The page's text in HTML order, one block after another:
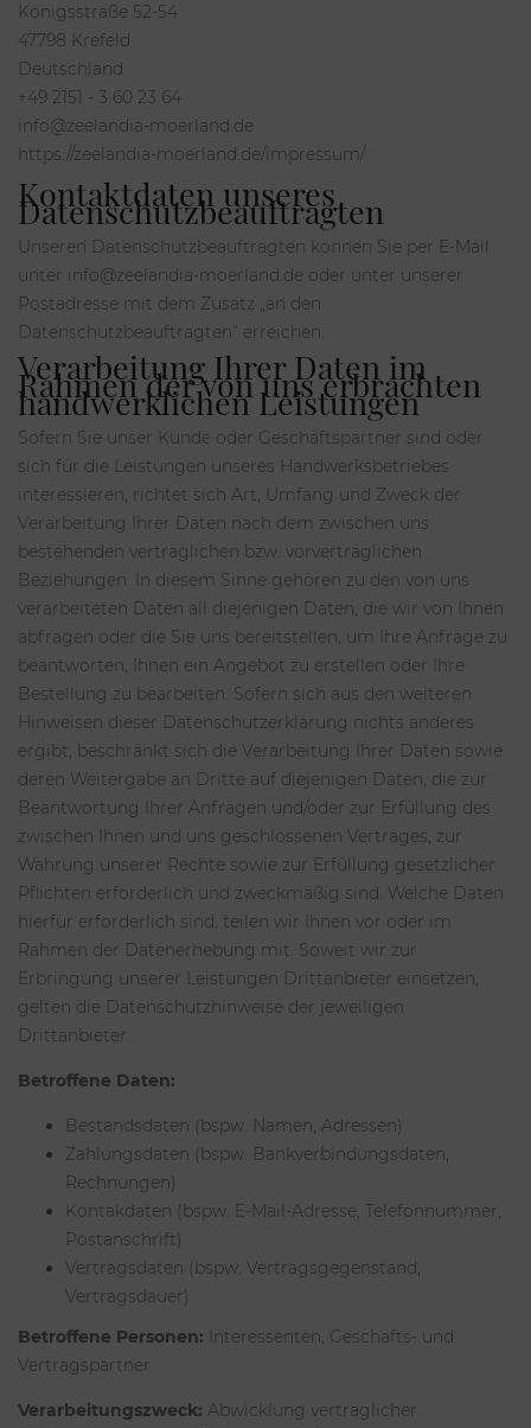
Königsstraße 52-54
47798 Krefeld
Deutschland
+49 2151 - 3 60 23 64
info@zeelandia-moerland.de
https://zeelandia-moerland.de/impressum/
Kontaktdaten unseres
Datenschutzbeauftragten
Unseren Datenschutzbeauftragten können Sie per E-Mail
unter info@zeelandia-moerland.de oder unter unserer
Postadresse mit dem Zusatz „an den
Datenschutzbeauftragten“ erreichen.
Verarbeitung Ihrer Daten im
Rahmen der von uns erbrachten
handwerklichen Leistungen
Sofern Sie unser Kunde oder Geschäftspartner sind oder
sich für die Leistungen unseres Handwerksbetriebes
interessieren, richtet sich Art, Umfang und Zweck der
Verarbeitung Ihrer Daten nach dem zwischen uns
bestehenden vertraglichen bzw. vorvertraglichen
Beziehungen. In diesem Sinne gehören zu den von uns
verarbeiteten Daten all diejenigen Daten, die wir von Ihnen
abfragen oder die Sie uns bereitstellen, um Ihre Anfrage zu
beantworten, Ihnen ein Angebot zu erstellen oder Ihre
Bestellung zu bearbeiten. Sofern sich aus den weiteren
Hinweisen dieser Datenschutzerklärung nichts anderes
ergibt, beschränkt sich die Verarbeitung Ihrer Daten sowie
deren Weitergabe an Dritte auf diejenigen Daten, die zur
Beantwortung Ihrer Anfragen und/oder zur Erfüllung des
zwischen Ihnen und uns geschlossenen Vertrages, zur
Wahrung unserer Rechte sowie zur Erfüllung gesetzlicher
Pflichten erforderlich und zweckmäßig sind. Welche Daten
hierfür erforderlich sind, teilen wir Ihnen vor oder im
Rahmen der Datenerhebung mit. Soweit wir zur
Erbringung unserer Leistungen Drittanbieter einsetzen,
gelten die Datenschutzhinweise der jeweiligen
Drittanbieter.
Betroffene Daten:
Bestandsdaten (bspw. Namen, Adressen)
Zahlungsdaten (bspw. Bankverbindungsdaten,
Rechnungen)
Kontakdaten (bspw. E-Mail-Adresse, Telefonnummer,
Postanschrift)
Vertragsdaten (bspw. Vertragsgegenstand,
Vertragsdauer)
Betroffene Personen:
Interessenten, Geschäfts- und
Vertragspartner
Verarbeitungszweck: Abwicklung vertraglicher